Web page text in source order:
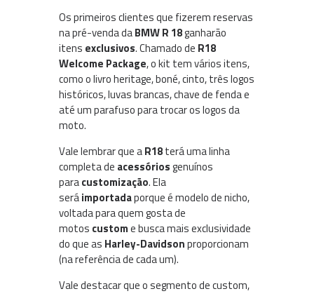
Os primeiros clientes que fizerem reservas
na pré-venda daBMW R 18ganharão
itens exclusivos. Chamado de R18
Welcome Package, o kit tem vários itens,
como o livro heritage, boné, cinto, três logos
históricos, luvas brancas, chave de fenda e
até um parafuso para trocar os logos da
moto.
Vale lembrar que aR18terá uma linha
completa de acessóriosgenuínos
paracustomização. Ela
seráimportadaporque é modelo de nicho,
voltada para quem gosta de
motos custome busca mais exclusividade
do que as Harley-Davidsonproporcionam
(na referência de cada um).
Vale destacar que o segmento de custom,